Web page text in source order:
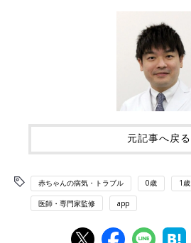
元記事へ戻る
赤ちゃんの病気・トラブル 0歳 1歳
医師・専門家監修 app